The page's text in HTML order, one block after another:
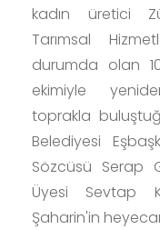
kadın üretici
Tarımsal
durumda olan
ekimiyle
toprakla
Belediyesi
Sözcüsü Serap
Üyesi Sevtap
Şaharin'in